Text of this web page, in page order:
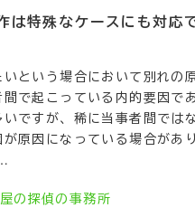
は特殊なケースにも対応
という場合において別れの
間で起こっている内的要因で
ですが、稀に当事者間では
原因になっている場合があ
の探偵の事務所